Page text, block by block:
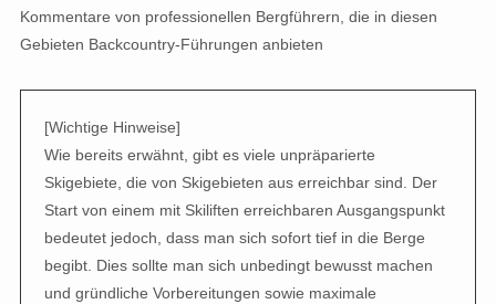
Kommentare von professionellen Bergführern, die in diesen
Gebieten Backcountry-Führungen anbieten
[Wichtige Hinweise]
Wie bereits erwähnt, gibt es viele unpräparierte
Skigebiete, die von Skigebieten aus erreichbar sind. Der
Start von einem mit Skiliften erreichbaren Ausgangspunkt
bedeutet jedoch, dass man sich sofort tief in die Berge
begibt. Dies sollte man sich unbedingt bewusst machen
und gründliche Vorbereitungen sowie maximale